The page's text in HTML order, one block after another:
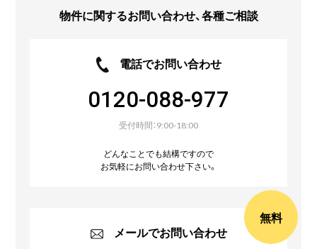
物件に関するお問い合わせ、各種ご相談
電話でお問い合わせ
0120-088-977
受付時間：9:00-18:00
どんなことでも結構ですので
お気軽にお問い合わせ下さい。
無料
メールでお問い合わせ